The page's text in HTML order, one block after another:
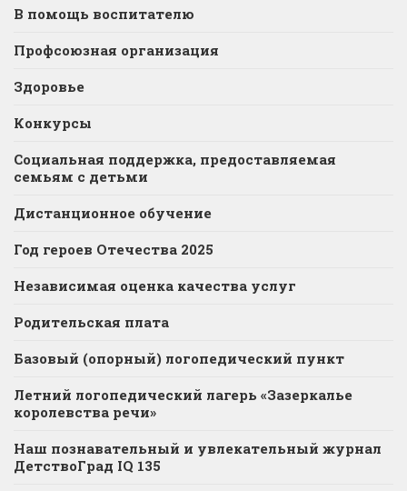
В помощь воспитателю
Профсоюзная организация
Здоровье
Конкурсы
Социальная поддержка, предоставляемая
семьям с детьми
Дистанционное обучение
Год героев Отечества 2025
Независимая оценка качества услуг
Родительская плата
Базовый (опорный) логопедический пункт
Летний логопедический лагерь «Зазеркалье
королевства речи»
Наш познавательный и увлекательный журнал
ДетствоГрад IQ 135